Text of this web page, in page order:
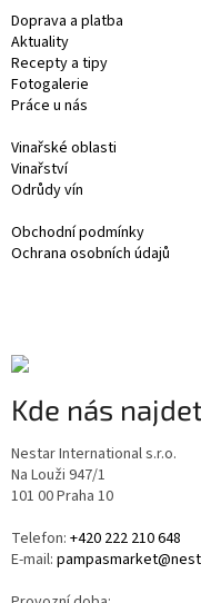
Doprava a platba
Aktuality
Recepty a tipy
Fotogalerie
Práce u nás
Vinařské oblasti
Vinařství
Odrůdy vín
Obchodní podmínky
Ochrana osobních údajů
Kde nás
Nestar International s.r.o.
Na Louži 947/1
101 00 Praha 10
Telefon: +420 222 210 648
E-mail: